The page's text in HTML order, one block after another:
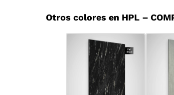
Otros colores en HPL –